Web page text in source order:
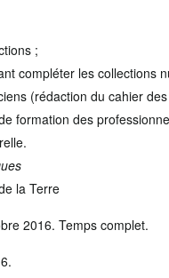
;
compléter les collections
(rédaction du cahier
formation des
la Terre
2016. Temps complet.